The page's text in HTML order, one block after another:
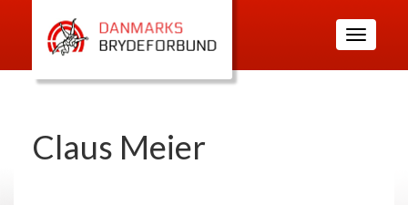
Toggle
navigation
Claus Meier